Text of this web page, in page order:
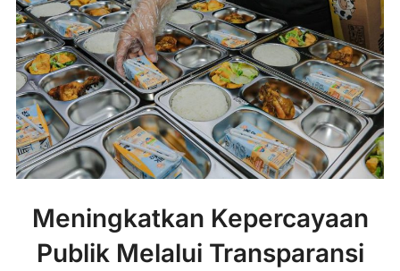
Meningkatkan Kepercayaan
Publik Melalui Transparansi